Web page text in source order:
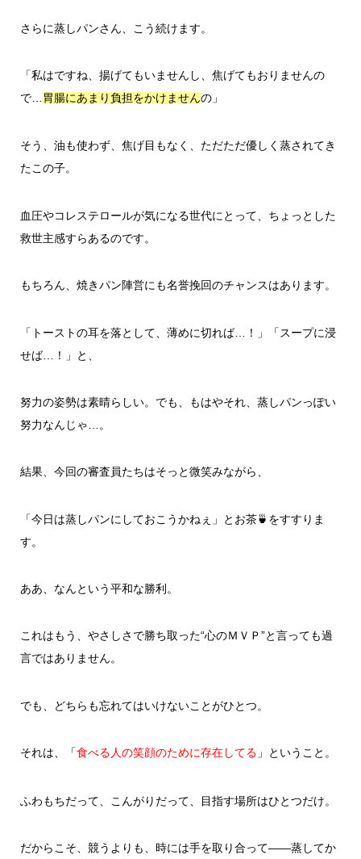
さらに蒸しパンさん、こう続けます。
「私はですね、揚げてもいませんし、焦げてもおりませんの
で…
胃腸にあまり負担をかけませんの」
そう、油も使わず、焦げ目もなく、ただただ優しく蒸されてき
たこの子。
血圧やコレステロールが気になる世代にとって、ちょっとした
救世主感すらあるのです。
もちろん、焼きパン陣営にも名誉挽回のチャンスはあります。
「トーストの耳を落として、薄めに切れば…！」「スープに浸
せば…！」と、
努力の姿勢は素晴らしい。でも、もはやそれ、蒸しパンっぽい
努力なんじゃ…。
結果、今回の審査員たちはそっと微笑みながら、
「今日は蒸しパンにしておこうかねぇ」とお茶🍵をすすりま
す。
ああ、なんという平和な勝利。
これはもう、やさしさで勝ち取った“心のＭＶＰ”と言っても過
言ではありません。
でも、どちらも忘れてはいけないことがひとつ。
それは、「食べる人の笑顔のために存在してる 」ということ。
ふわもちだって、こんがりだって、目指す場所はひとつだけ。
だからこそ、競うよりも、時には手を取り合って――蒸してか